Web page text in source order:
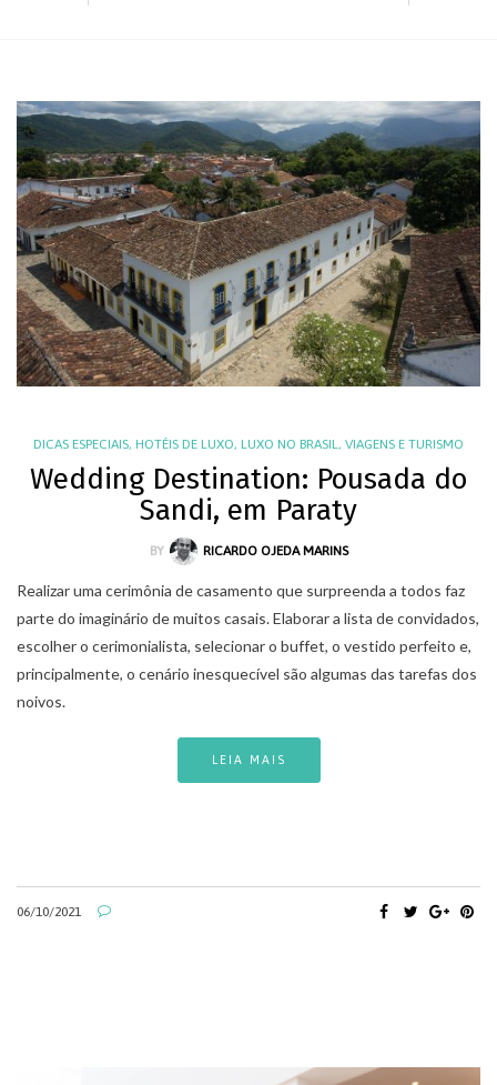
DICAS ESPECIAIS, HOTÉIS DE LUXO, LUXO NO BRASIL , VIAGENS E TURISMO
Wedding Destination: Pousada do
Sandi, em Paraty
BY RICARDO OJEDA MARINS
Realizar uma cerimônia de casamento que surpreenda a todos faz
parte do imaginário de muitos casais. Elaborar a lista de convidados,
escolher o cerimonialista, selecionar o buffet, o vestido perfeito e,
principalmente, o cenário inesquecível são algumas das tarefas dos
noivos.
LEIA MAIS
06/10/2021